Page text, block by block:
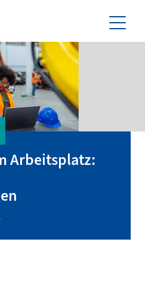
Arbeitsplatz: